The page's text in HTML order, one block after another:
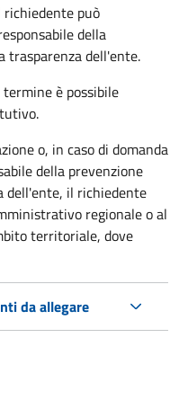
può
della
trasparenza dell'ente.
è possibile
o, in caso di domanda
della prevenzione
dell'ente, il richiedente
regionale o al
territoriale, dove
da allegare